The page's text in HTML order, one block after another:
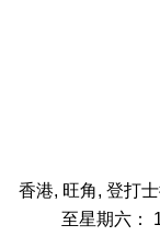
香港, 旺角, 登打
至星期六：